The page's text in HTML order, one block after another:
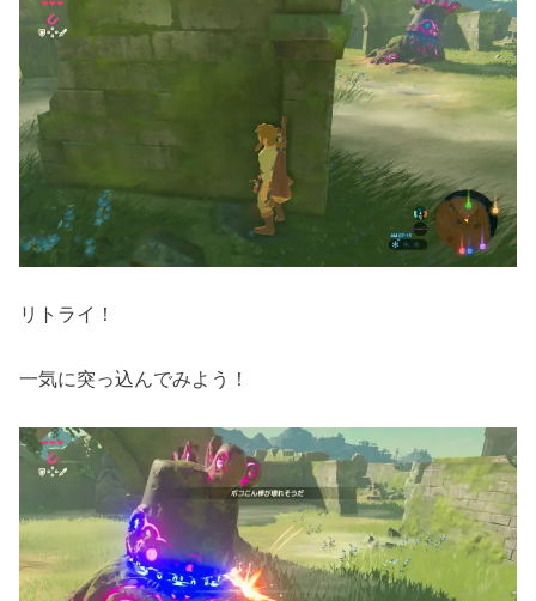
リトライ！
一気に突っ込んでみよう！